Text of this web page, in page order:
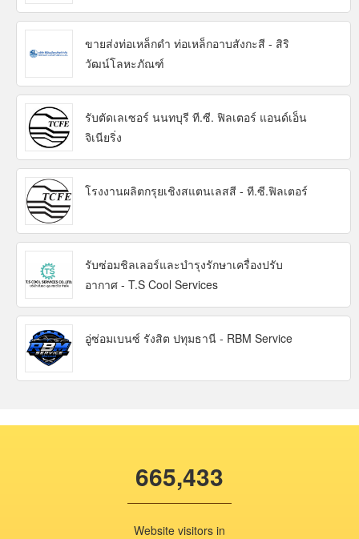
ขายส่งท่อเหล็กดำ ท่อเหล็กอาบสังกะสี - สิริ
วัฒน์โลหะภัณฑ์
รับตัดเลเซอร์ นนทบุรี ที.ซี. ฟิลเตอร์ แอนด์เอ็น
จิเนียริ่ง
โรงงานผลิตกรุยเชิงสแตนเลสสี - ที.ซี.ฟิลเตอร์
รับซ่อมชิลเลอร์และบำรุงรักษาเครื่องปรับ
อากาศ - T.S Cool Services
อู่ซ่อมเบนซ์ รังสิต ปทุมธานี - RBM Service
665,433
Website visitors in